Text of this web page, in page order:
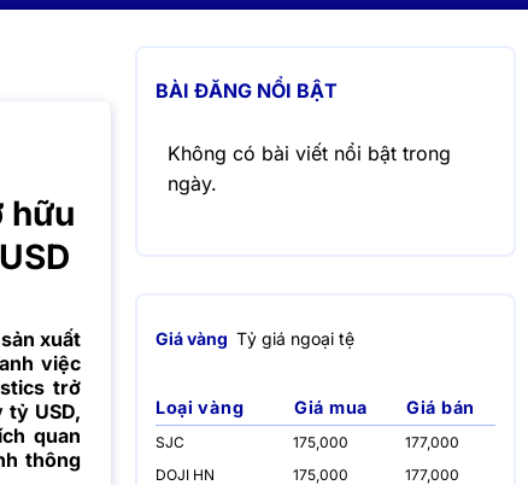
hữu
xuất
việc
trở
tỷ USD,
quan
thông
BÀI ĐĂNG NỔI BẬT
Không có bài viết nổi bật trong
ngày.
Giá vàng Tỷ giá ngoại tệ
Loại vàng Giá mua Giá bán
SJC 175,000
177,000
DOJI HN
175,000
177,000